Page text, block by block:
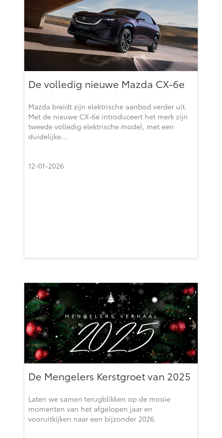
De volledig nieuwe Mazda CX-6e
Mazda breidt zijn elektrische aanbod verder uit.
Met de nieuwe CX-6e introduceert het merk zijn
tweede volledig elektrische model, met een
duidelijke…
12-01-2026
De Mengelers Kerstgroet van 2025
Laten we samen terugblikken op de mooie
momenten van het afgelopen jaar en
vooruitkijken naar een bijzonder 2026.